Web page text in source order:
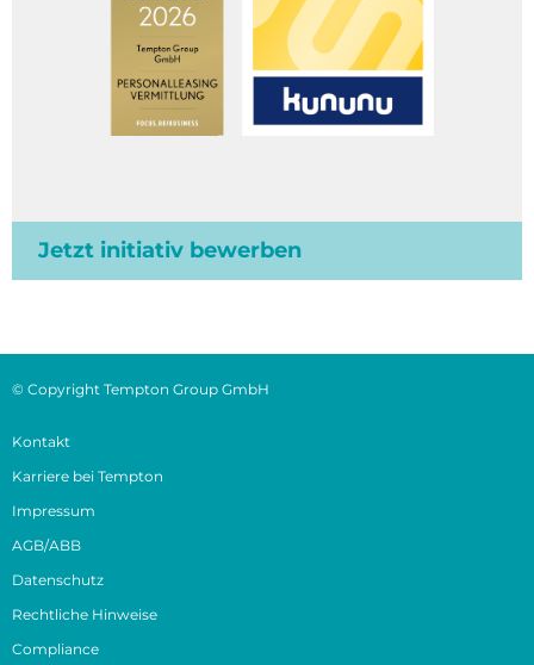
Jetzt initiativ bewerben
© Copyright Tempton Group GmbH
Kontakt
Karriere bei Tempton
Impressum
AGB/ABB
Datenschutz
Rechtliche Hinweise
Compliance